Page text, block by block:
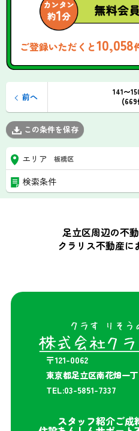
ご登録いただくと10,058
141〜
(669
前へ
この条件を保存
エリア 板橋区
検索条件
足立区周辺の不
クラリス不動産に
〒121-0062
東京都足立区南花畑一
TEL:03-5851-7337
スタッフ紹介ご成